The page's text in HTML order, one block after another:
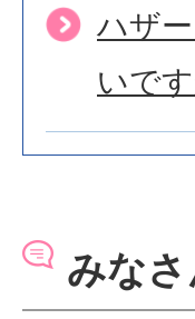
ハザ
いで
みな